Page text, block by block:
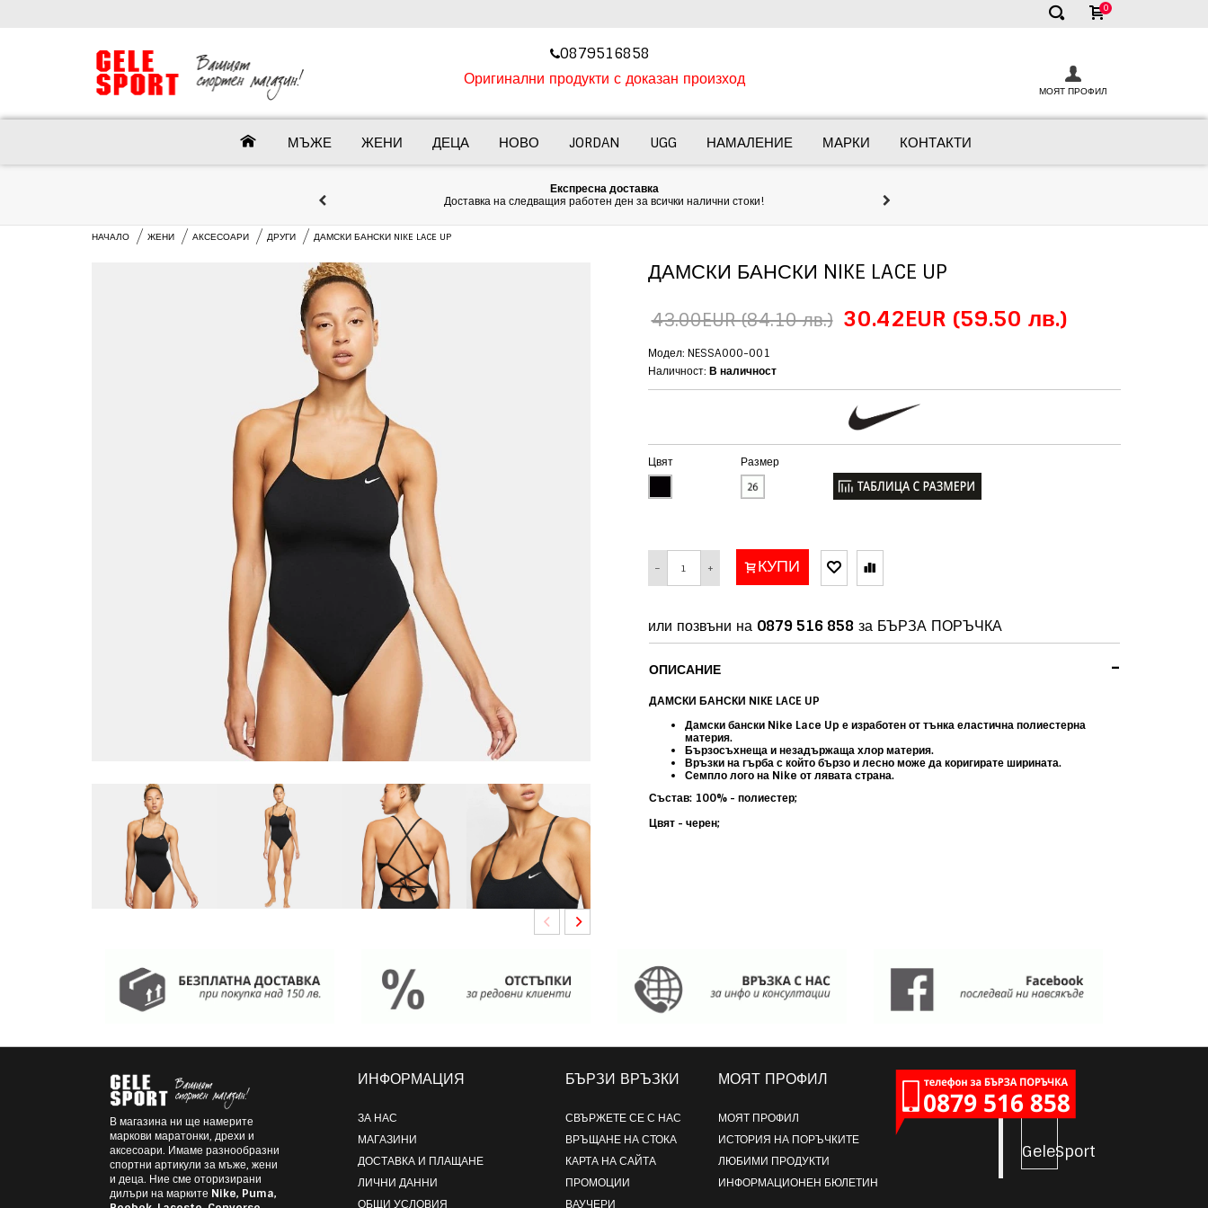
✕
0
‎0879516858
Оригинални продукти с доказан произход
МОЯТ ПРОФИЛ
МЪЖЕ ЖЕНИ ДЕЦА НОВО JORDAN UGG НАМАЛЕНИЕ МАРКИ КОНТАКТИ
Експресна доставка
Доставка на следващия работен ден за всички налични стоки!
НАЧАЛО ЖЕНИ АКСЕСОАРИ ДРУГИ ДАМСКИ БАНСКИ NIKE LACE UP
ДАМСКИ БАНСКИ NIKE LACE UP
43.00EUR(84.10 лв.) 30.42EUR (59.50 лв.)
Модел: NESSA000-001
Наличност: В наличност
Цвят Размер
− + КУПИ
или позвъни на 0879 516 858за БЪРЗА ПОРЪЧКА
-
ОПИСАНИЕ
ДАМСКИ БАНСКИ NIKE LACE UP
Дамски бански Nike Lace Up е изработен от тънка еластична полиестерна
материя.
Бързосъхнеща и незадържаща хлор материя.
Връзки на гърба с който бързо и лесно може да коригирате ширината.
Семпло лого на Nike от лявата страна.
Състав: 100% - полиестер;
Цвят - черен;
В магазина ни ще намерите
маркови маратонки, дрехи и
аксесоари. Имаме разнообразни
спортни артикули за мъже, жени
и деца. Ние сме оторизирани
дилъри на марките Nike, Puma,
ИНФОРМАЦИЯ
ЗА НАС
МАГАЗИНИ
ДОСТАВКА И ПЛАЩАНЕ
ЛИЧНИ ДАННИ
ОБЩИ УСЛОВИЯ
БЪРЗИ ВРЪЗКИ
СВЪРЖЕТЕ СЕ С НАС
ВРЪЩАНЕ НА СТОКА
КАРТА НА САЙТА
ПРОМОЦИИ
ВАУЧЕРИ
МОЯТ ПРОФИЛ
МОЯТ ПРОФИЛ
ИСТОРИЯ НА ПОРЪЧКИТЕ
ЛЮБИМИ ПРОДУКТИ
ИНФОРМАЦИОНЕН БЮЛЕТИН
GeleSport